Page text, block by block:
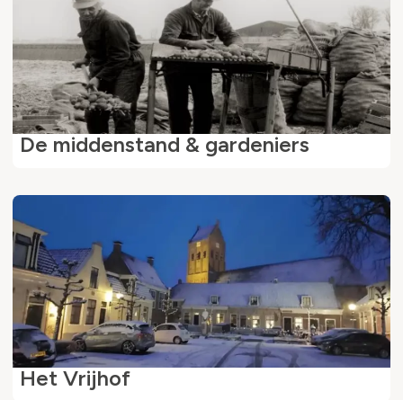
De middenstand & gardeniers
Het Vrijhof